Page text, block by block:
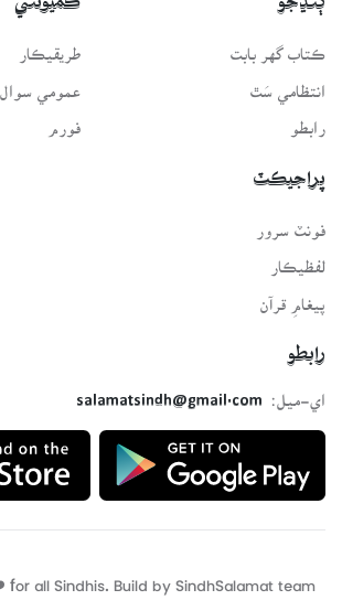
ڳنڍجو
ڪتاب گهر بابت
انتظامي سَٿ
رابطو
ڪميونٽي
طريقيڪار
عمومي سوال
فورم
پراجيڪٽ
لفظيڪار
پيغامِ قرآن
رابطو
اي-ميل:
salamatsindh@gmail.com
for all Sindhis. Build by